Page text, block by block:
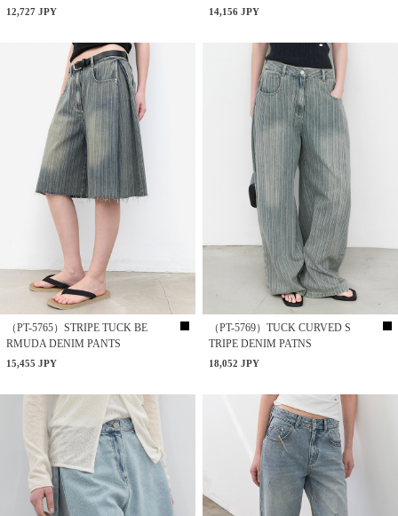
12,727 JPY 14,156 JPY
（PT-5765）STRIPE TUCK BE
RMUDA DENIM PANTS
15,455 JPY
（PT-5769）TUCK CURVED S
TRIPE DENIM PATNS
18,052 JPY